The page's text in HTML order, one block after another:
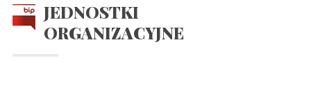
JEDNOSTKI
ORGANIZACYJNE